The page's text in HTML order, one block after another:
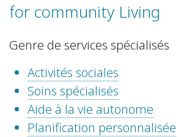
for community Living
Genre de services spécialisés
Activités sociales
Soins spécialisés
Aide à la vie autonome
Planification personnalisée